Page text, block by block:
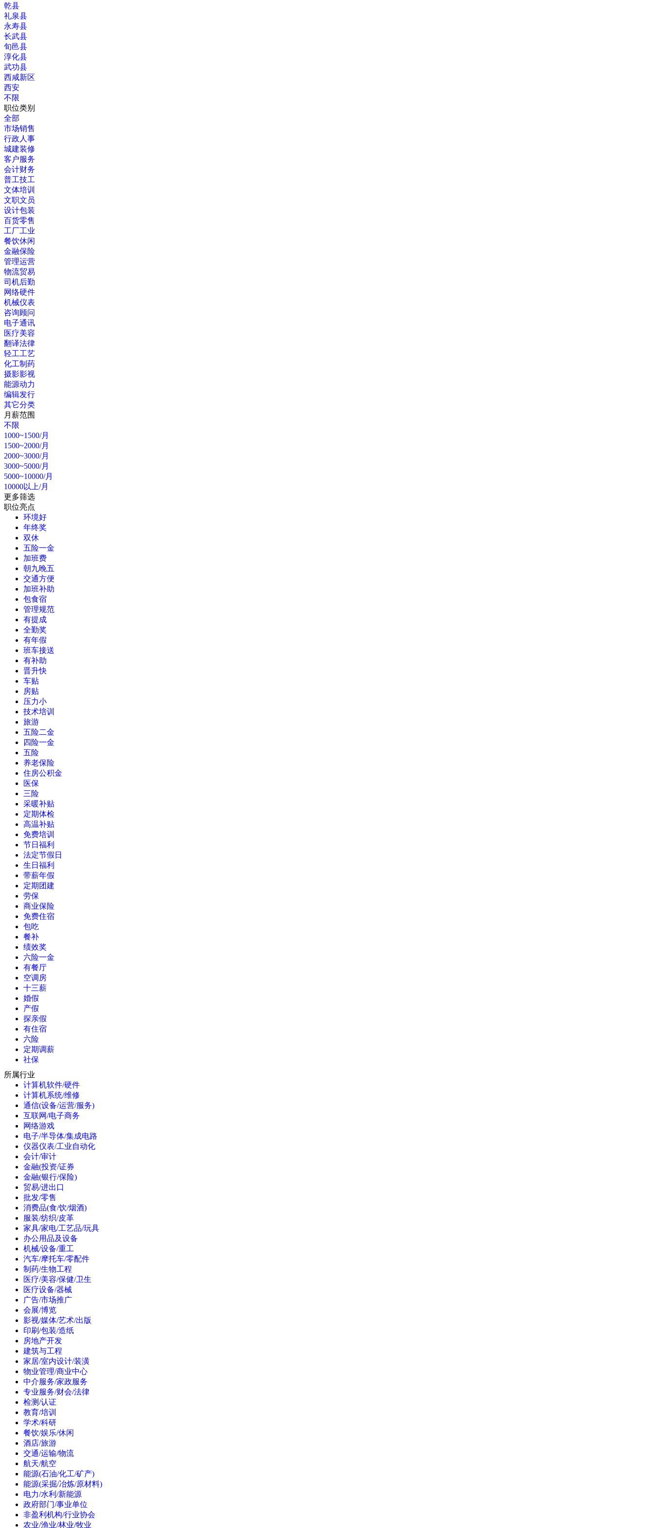
乾县
礼泉县
永寿县
长武县
旬邑县
淳化县
武功县
西咸新区
西安
不限
职位类别
全部
市场销售
行政人事
城建装修
客户服务
会计财务
普工技工
文体培训
文职文员
设计包装
百货零售
工厂工业
餐饮休闲
金融保险
管理运营
物流贸易
司机后勤
网络硬件
机械仪表
咨询顾问
电子通讯
医疗美容
翻译法律
轻工工艺
化工制药
摄影影视
能源动力
编辑发行
其它分类
月薪范围
不限
1000~1500/月
1500~2000/月
2000~3000/月
3000~5000/月
5000~10000/月
10000以上/月
更多筛选
职位亮点
环境好
年终奖
双休
五险一金
加班费
朝九晚五
交通方便
加班补助
包食宿
管理规范
有提成
全勤奖
有年假
班车接送
有补助
晋升快
车贴
房贴
压力小
技术培训
旅游
五险二金
四险一金
五险
养老保险
住房公积金
医保
三险
采暖补贴
定期体检
高温补贴
免费培训
节日福利
法定节假日
生日福利
带薪年假
定期团建
劳保
商业保险
免费住宿
包吃
餐补
绩效奖
六险一金
有餐厅
空调房
十三薪
婚假
产假
探亲假
有住宿
六险
定期调薪
社保
所属行业
计算机软件/硬件
计算机系统/维修
通信(设备/运营/服务)
互联网/电子商务
网络游戏
电子/半导体/集成电路
仪器仪表/工业自动化
会计/审计
金融(投资/证券
金融(银行/保险)
贸易/进出口
批发/零售
消费品(食/饮/烟酒)
服装/纺织/皮革
家具/家电/工艺品/玩具
办公用品及设备
机械/设备/重工
汽车/摩托车/零配件
制药/生物工程
医疗/美容/保健/卫生
医疗设备/器械
广告/市场推广
会展/博览
影视/媒体/艺术/出版
印刷/包装/造纸
房地产开发
建筑与工程
家居/室内设计/装潢
物业管理/商业中心
中介服务/家政服务
专业服务/财会/法律
检测/认证
教育/培训
学术/科研
餐饮/娱乐/休闲
酒店/旅游
交通/运输/物流
航天/航空
能源(石油/化工/矿产)
能源(采掘/冶炼/原材料)
电力/水利/新能源
政府部门/事业单位
非盈利机构/行业协会
农业/渔业/林业/牧业